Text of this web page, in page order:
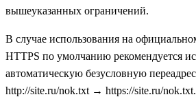
вышеуказанных ограничений.
В случае использования на
HTTPS по умолчанию рекомендуется
автоматическую безусловную
http://site.ru/nok.txt → https://site.ru/nok.txt.